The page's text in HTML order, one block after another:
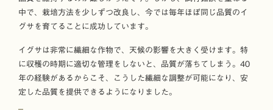
中で、栽培方法を少しずつ改良し、今では毎年ほぼ同じ品質のイ
グサを育てることに成功しています。
イグサは非常に繊細な作物で、天候の影響を大きく受けます。特
に収穫の時期に適切な管理をしないと、品質が落ちてしまう。40
年の経験があるからこそ、こうした繊細な調整が可能になり、安
定した品質を提供できるようになりました。